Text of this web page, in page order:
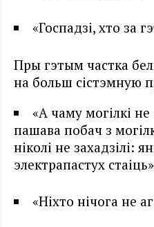
«Госпадзі, хто за
Пры гэтым частка
на больш сістэмную
«А чаму могілкі
пашава побач з
ніколі не захадзілі:
электрапастух
«Ніхто нічога не